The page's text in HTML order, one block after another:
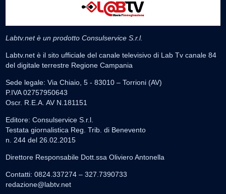
Labtv.net è un prodotto Consulservice S.r.l.
Labtv.net è il sito ufficiale del canale televisivo di Lab Tv canale 84
del digitale terrestre Regione Campania
Sede legale: Via Chiaio, 5 - 83010 – Torrioni (AV)
P.IVA 02757950643
Oscr. R.E.A. AV N.181151
Editore: Consulservice S.r.l.
Testata giornalistica Reg. Trib. di Benevento
n. 244 del 26.02.2015
Direttore Responsabile Dott.ssa Oliviero Antonella
Contatti: 0824.337274 – 327.7390733
redazione@labtv.net